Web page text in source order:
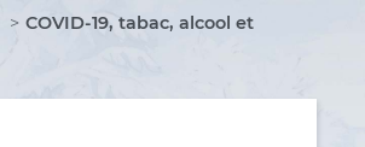
COVID-19, tabac, alcool et